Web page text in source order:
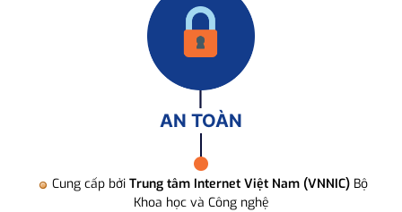
AN TOÀN
Cung cấp bởi Trung tâm Internet Việt Nam (VNNIC) Bộ
Khoa học và Công nghệ